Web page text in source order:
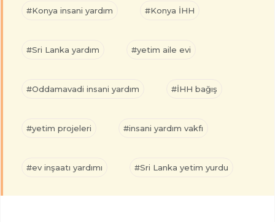
#Konya insani yardım #Konya İHH
#Sri Lanka yardım #yetim aile evi
#Oddamavadi insani yardım #İHH bağış
#yetim projeleri #insani yardım vakfı
#ev inşaatı yardımı #Sri Lanka yetim yurdu